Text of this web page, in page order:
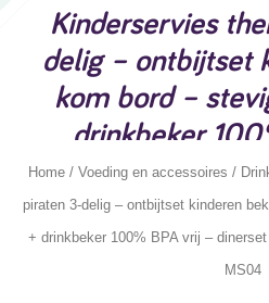
Kinderservies
delig – ontbijtset
kom bord –
drinkbeker
dinerset met
peuters
Home / Voeding en accessoires /
piraten 3-delig – ontbijtset kinderen
+ drinkbeker 100% BPA vrij –
MS04